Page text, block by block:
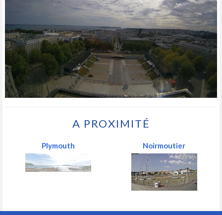
A PROXIMITÉ
Plymouth Noirmoutier